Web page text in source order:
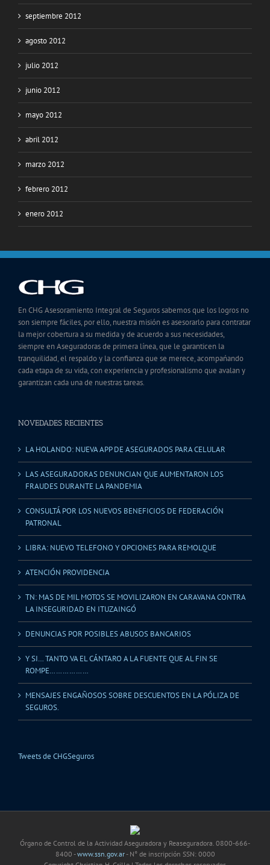
septiembre 2012
agosto 2012
julio 2012
junio 2012
mayo 2012
abril 2012
marzo 2012
febrero 2012
enero 2012
En CHG Asesoramiento Integral de Seguros sabemos que los logros no
son siempre fáciles, por ello, nuestra misión es asesorarlo para contratar
la mejor cobertura a su medida y de acuerdo a sus necesidades,
siempre en Aseguradoras de primera línea, que le garanticen la
tranquilidad, el respaldo y la confianza que se merece, acompańando
cada etapa de su vida, con experiencia y profesionalismo que avalan y
garantizan cada una de nuestras tareas.
NOVEDADES RECIENTES
LA HOLANDO: NUEVA APP DE ASEGURADOS PARA CELULAR
LAS ASEGURADORAS DENUNCIAN QUE AUMENTARON LOS
FRAUDES DURANTE LA PANDEMIA
CONSULTÁ POR LOS NUEVOS BENEFICIOS DE FEDERACIÓN
PATRONAL
LIBRA: NUEVO TELEFONO Y OPCIONES PARA REMOLQUE
ATENCIÓN PROVIDENCIA
TN: MAS DE MIL MOTOS SE MOVILIZARON EN CARAVANA CONTRA
LA INSEGURIDAD EN ITUZAINGÓ
DENUNCIAS POR POSIBLES ABUSOS BANCARIOS
Y SI… TANTO VA EL CÁNTARO A LA FUENTE QUE AL FIN SE
ROMPE………………
MENSAJES ENGAÑOSOS SOBRE DESCUENTOS EN LA PÓLIZA DE
SEGUROS.
Tweets de CHGSeguros
Órgano de Control de la Actividad Aseguradora y Reaseguradora. 0800-666-
8400 -www.ssn.gov.ar- N° de inscripción SSN: 0000